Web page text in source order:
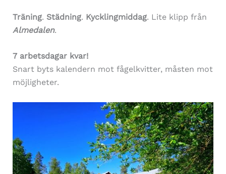
Träning. Städning. Kycklingmiddag. Lite klipp från
Almedalen.
7 arbetsdagar kvar!
Snart byts kalendern mot fågelkvitter, måsten mot
möjligheter.